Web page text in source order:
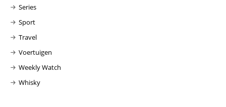
Series
Sport
Travel
Voertuigen
Weekly Watch
Whisky